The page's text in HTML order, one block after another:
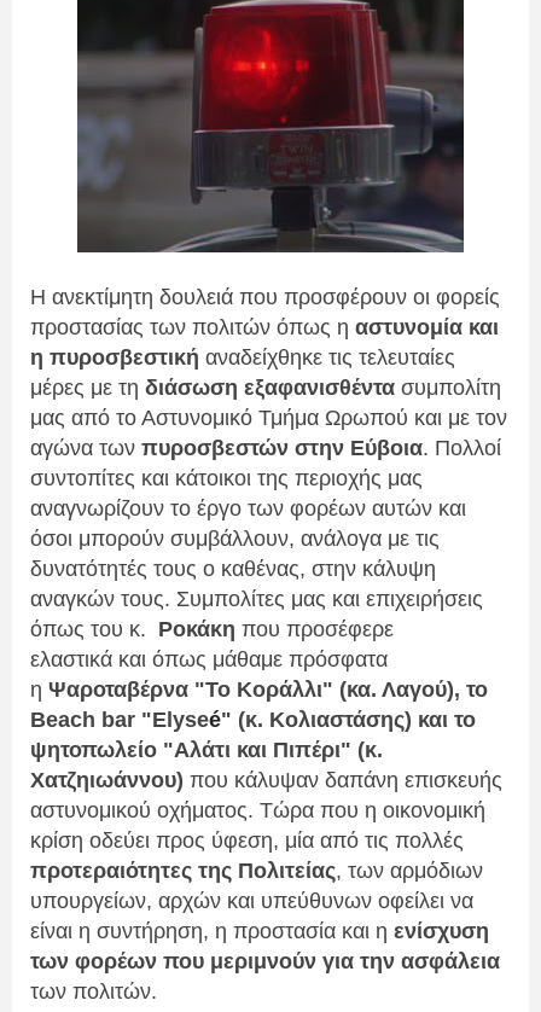
Η ανεκτίμητη δουλειά που προσφέρουν οι φορείς
προστασίας των πολιτών όπως η αστυνομία και
η πυροσβεστική αναδείχθηκε τις τελευταίες
μέρες με τη διάσωση εξαφανισθέντα συμπολίτη
μας από το Αστυνομικό Τμήμα Ωρωπού και με τον
αγώνα των πυροσβεστών στην Εύβοια. Πολλοί
συντοπίτες και κάτοικοι της περιοχής μας
αναγνωρίζουν το έργο των φορέων αυτών και
όσοι μπορούν συμβάλλουν, ανάλογα με τις
δυνατότητές τους ο καθένας, στην κάλυψη
αναγκών τους. Συμπολίτες μας και επιχειρήσεις
όπως του κ. Ροκάκη που προσέφερε
ελαστικά και όπως μάθαμε πρόσφατα
η Ψαροταβέρνα "Το Κοράλλι" (κα. Λαγού), το
Beach bar "Εlyseé" (κ. Κολιαστάσης) και το
ψητοπωλείο "Αλάτι και Πιπέρι" (κ.
Χατζηιωάννου) που κάλυψαν δαπάνη επισκευής
αστυνομικού οχήματος. Τώρα που η οικονομική
κρίση οδεύει προς ύφεση, μία από τις πολλές
προτεραιότητες της Πολιτείας, των αρμόδιων
υπουργείων, αρχών και υπεύθυνων οφείλει να
είναι η συντήρηση, η προστασία και η ενίσχυση
των φορέων που μεριμνούν για την ασφάλεια
των πολιτών.